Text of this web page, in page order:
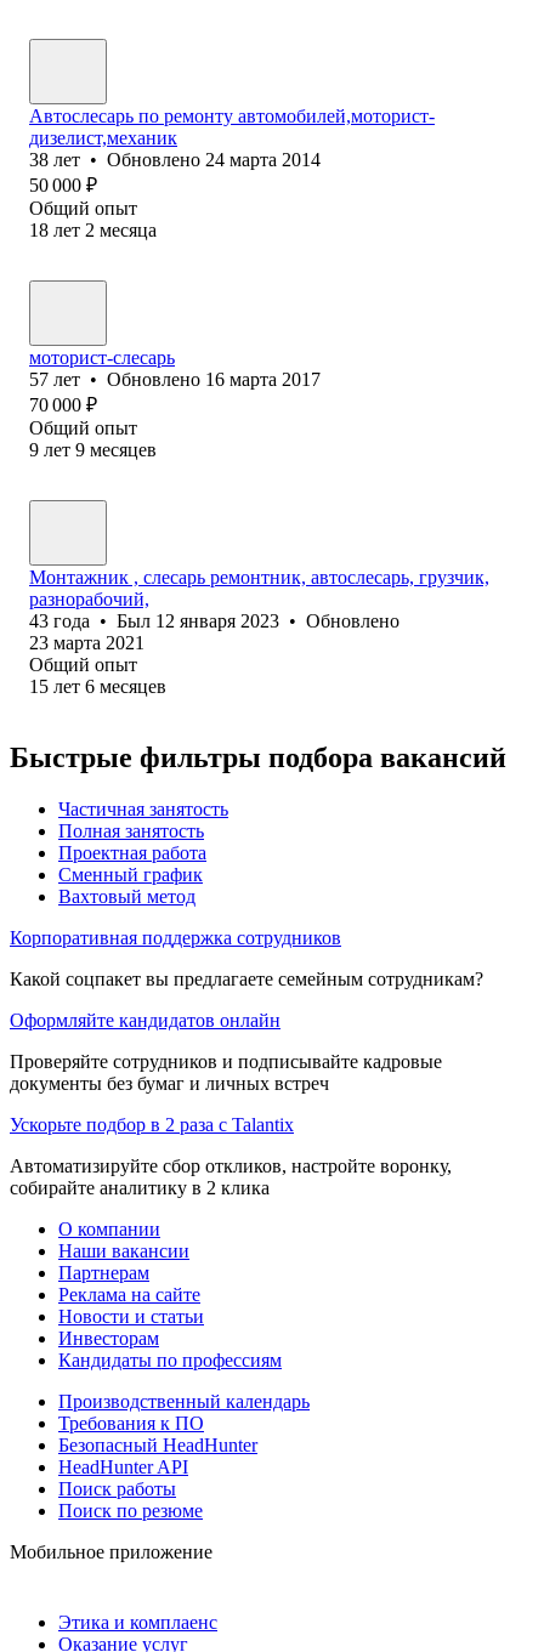
Автослесарь по ремонту автомобилей,моторист-
дизелист,механик
38 лет • Обновлено 24 марта 2014
50 000 ₽
Общий опыт
18 лет 2 месяца
моторист-слесарь
57 лет • Обновлено 16 марта 2017
70 000 ₽
Общий опыт
9 лет 9 месяцев
Монтажник , слесарь ремонтник, автослесарь, грузчик,
разнорабочий,
43 года • Был 12 января 2023 • Обновлено
23 марта 2021
Общий опыт
15 лет 6 месяцев
Быстрые фильтры подбора вакансий
Частичная занятость
Полная занятость
Проектная работа
Сменный график
Вахтовый метод
Корпоративная поддержка сотрудников
Какой соцпакет вы предлагаете семейным сотрудникам?
Оформляйте кандидатов онлайн
Проверяйте сотрудников и подписывайте кадровые
документы без бумаг и личных встреч
Ускорьте подбор в 2 раза с Talantix
Автоматизируйте сбор откликов, настройте воронку,
собирайте аналитику в 2 клика
О компании
Наши вакансии
Партнерам
Реклама на сайте
Новости и статьи
Инвесторам
Кандидаты по профессиям
Производственный календарь
Требования к ПО
Безопасный HeadHunter
HeadHunter API
Поиск работы
Поиск по резюме
Мобильное приложение
Этика и комплаенс
Оказание услуг